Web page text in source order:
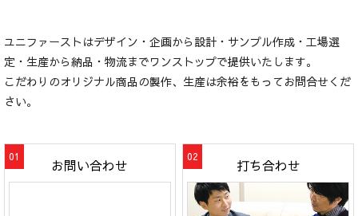
ユニファーストはデザイン・企画から設計・サンプル作成・工場選
定・生産から納品・物流までワンストップで提供いたします。
こだわりのオリジナル商品の製作、生産は余裕をもってお問合せくだ
さい。
お問い合わせ 打ち合わせ